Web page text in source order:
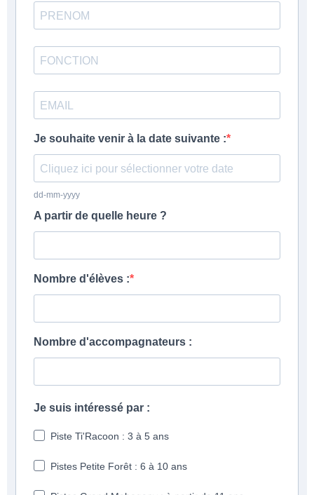
Je souhaite venir à la date suivante :
dd-mm-yyyy
A partir de quelle heure ?
Nombre d'élèves :
Nombre d'accompagnateurs :
Je suis intéressé par :
Piste Ti'Racoon : 3 à 5 ans
Pistes Petite Forêt : 6 à 10 ans